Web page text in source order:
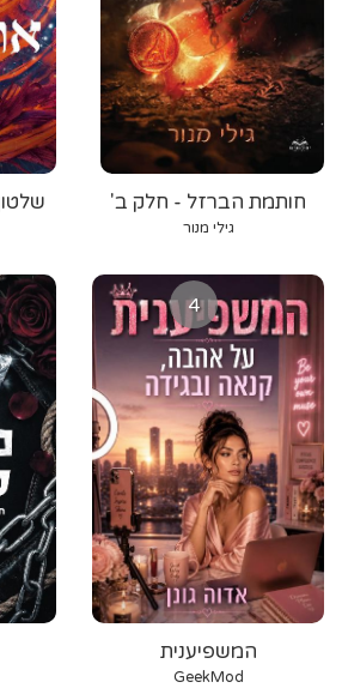
חותמת הברזל - חלק ב'
גילי מנור
4
המשפיענית
GeekMod